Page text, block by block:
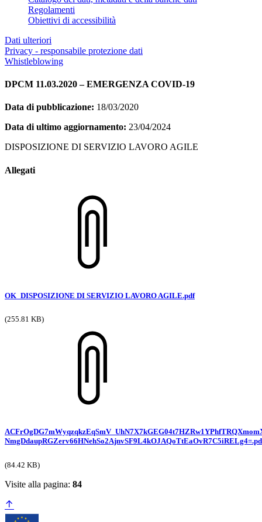
Regolamenti
Obiettivi di accessibilità
Dati ulteriori
Privacy - responsabile protezione dati
Whistleblowing
DPCM 11.03.2020 – EMERGENZA COVID-19
Data di pubblicazione: 18/03/2020
Data di ultimo aggiornamento: 23/04/2024
DISPOSIZIONE DI SERVIZIO LAVORO AGILE
Allegati
OK_DISPOSIZIONE DI SERVIZIO LAVORO AGILE.pdf
(255.81 KB)
(84.42 KB)
Visite alla pagina: 84